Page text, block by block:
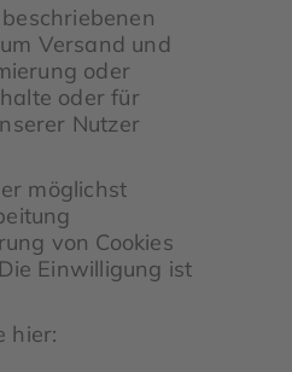
Versand und
oder
oder für
Nutzer
möglichst
von Cookies
Einwilligung ist
hier: